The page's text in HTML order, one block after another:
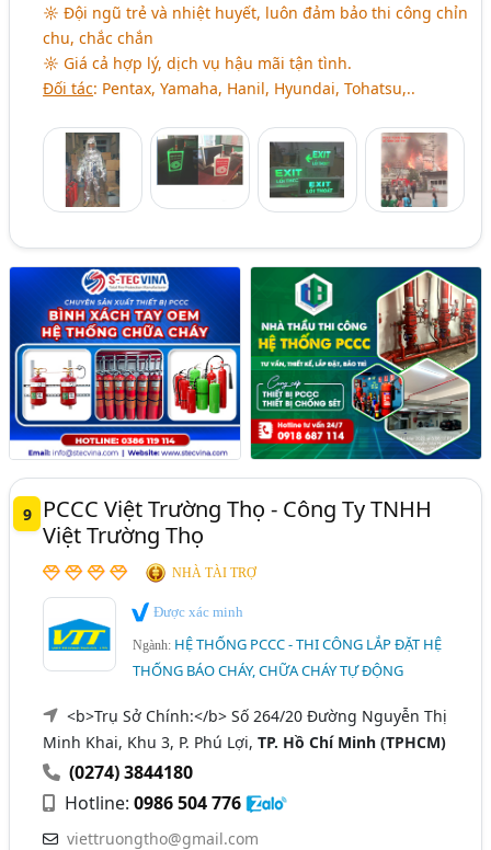
☼ Đội ngũ trẻ và nhiệt huyết, luôn đảm bảo thi công chỉn
chu, chắc chắn
☼ Giá cả hợp lý, dịch vụ hậu mãi tận tình.
Đối tác: Pentax, Yamaha, Hanil, Hyundai, Tohatsu,..
9
PCCC Việt Trường Thọ - Công Ty TNHH
Việt Trường Thọ
NHÀ TÀI TRỢ
Được xác minh
Ngành: HỆ THỐNG PCCC - THI CÔNG LẮP ĐẶT HỆ
THỐNG BÁO CHÁY, CHỮA CHÁY TỰ ĐỘNG
<b>Trụ Sở Chính:</b> Số 264/20 Đường Nguyễn Thị
Minh Khai, Khu 3, P. Phú Lợi,TP. Hồ Chí Minh (TPHCM)
(0274) 3844180
Hotline:0986 504 776
viettruongtho@gmail.com